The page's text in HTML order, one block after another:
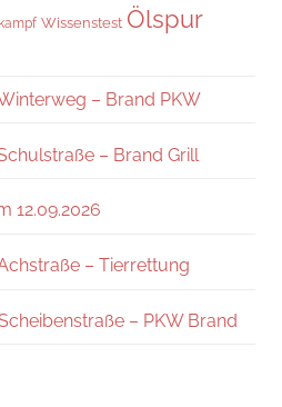
Wissenstest Ölspur
– Brand PKW
– Brand Grill
12.09.2026
– Tierrettung
– PKW Brand